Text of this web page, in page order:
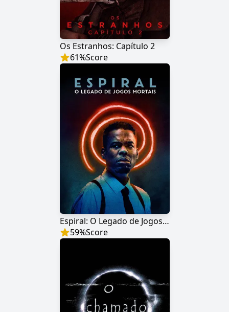
Os Estranhos: Capítulo 2
61%Score
Espiral: O Legado de Jogos Mortais
59%Score